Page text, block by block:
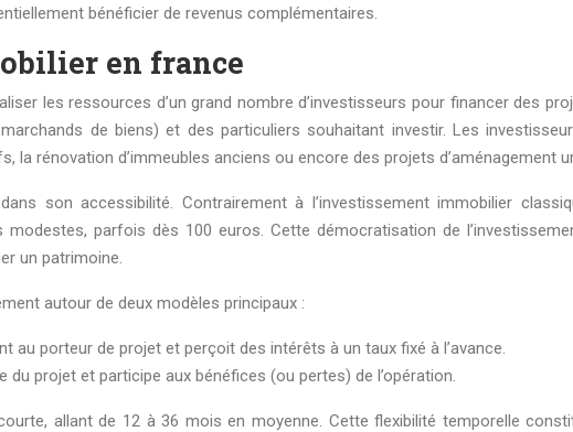
bénéficier de revenus complémentaires.
en france
les ressources d’un grand nombre d’investisseurs pour financer des
de biens) et des particuliers souhaitant investir. Les
rénovation d’immeubles anciens ou encore des projets d’aménagement
son accessibilité. Contrairement à l’investissement immobilier
parfois dès 100 euros. Cette démocratisation de
un patrimoine.
autour de deux modèles principaux :
au porteur de projet et perçoit des intérêts à un taux fixé à l’avance.
projet et participe aux bénéfices (ou pertes) de l’opération.
allant de 12 à 36 mois en moyenne. Cette flexibilité temporelle